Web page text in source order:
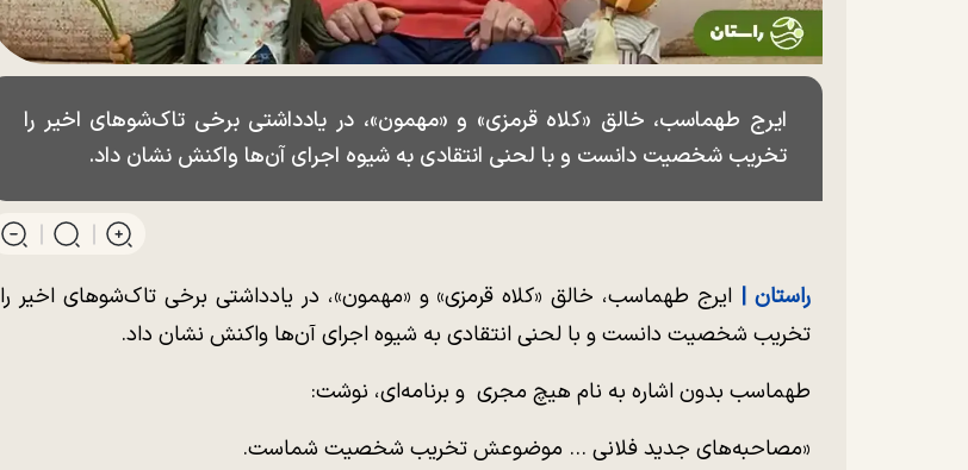
ایرج طهماسب، خالق «کلاه قرمزی» و «مهمون»، در یادداشتی برخی تاک‌شوهای اخیر را
تخریب شخصیت دانست و با لحنی انتقادی به شیوه اجرای آن‌ها واکنش نشان داد.
راستان | ایرج طهماسب، خالق «کلاه قرمزی» و «مهمون»، در یادداشتی برخی تاک‌شوهای اخیر را
تخریب شخصیت دانست و با لحنی انتقادی به شیوه اجرای آن‌ها واکنش نشان داد.
طهماسب بدون اشاره به نام هیچ مجری و برنامه‌ای، نوشت:
«مصاحبه‌های جدید فلانی … موضوعش تخریب شخصیت شماست.